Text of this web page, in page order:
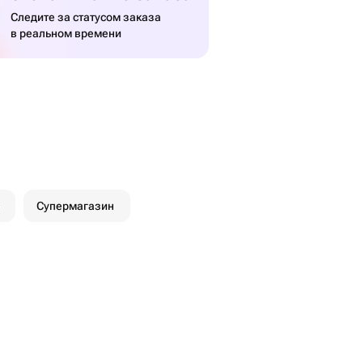
Следите за статусом заказа
в реальном времени
Супермагазин